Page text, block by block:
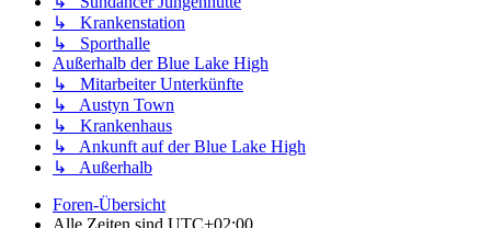
↳ Krankenstation
↳ Sporthalle
Außerhalb der Blue Lake High
↳ Mitarbeiter Unterkünfte
↳ Austyn Town
↳ Krankenhaus
↳ Ankunft auf der Blue Lake High
↳ Außerhalb
Foren-Übersicht
Alle Zeiten sind UTC+02:00